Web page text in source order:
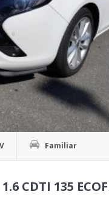
Familiar
CDTI 135